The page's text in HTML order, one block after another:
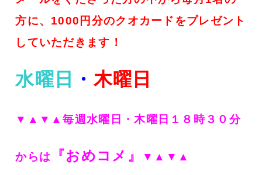
方に、1000円分のクオカードをプレゼント
していただきます！
水曜日 ・ 木曜日
▼▲▼▲毎週水曜日・木曜日１８時３０分
からは 『おめコメ』 ▼▲▼▲